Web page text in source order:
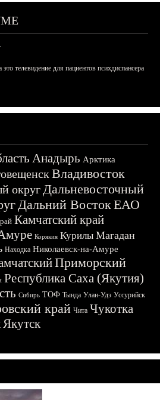
телевидение для пациентов психдиспансера
Анадырь Арктика
Владивосток
округДальневосточный
Дальний ВостокЕАО
Камчатский край
Корякия Курилы Магадан
Находка Николаевск-на-Амуре
Приморский
Республика Саха (Якутия)
Сибирь ТОФ Тында Улан-Удэ Уссурийск
край Чита Чукотка
Якутск